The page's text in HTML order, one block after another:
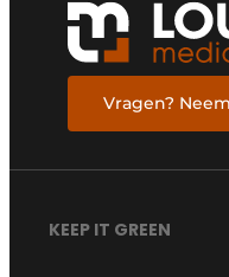
Vragen?
KEEP IT GREEN